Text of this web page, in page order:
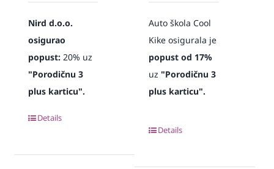
Nird d.o.o.
osigurao
popust:20% uz
"Porodičnu 3
plus karticu".
Details
Auto škola Cool
Kike osigurala je
popust od 17%
uz"Porodičnu 3
plus karticu".
Details